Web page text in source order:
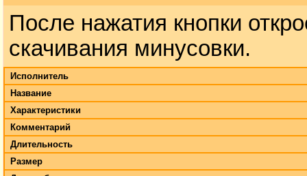
После нажатия кнопки
скачивания минусовки.
Исполнитель
Название
Характеристики
Комментарий
Длительность
Размер